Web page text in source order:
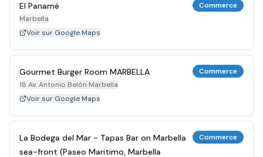
El Panamé
Marbella
Commerce
Voir sur Google Maps
Gourmet Burger Room MARBELLA
18 Av. Antonio Belón Marbella
Commerce
Voir sur Google Maps
La Bodega del Mar - Tapas Bar on Marbella
sea-front (Paseo Maritimo, Marbella
Commerce